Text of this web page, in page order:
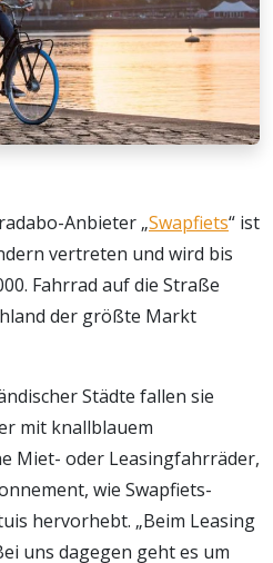
Anbieter „Swapfiets“ ist
vertreten und wird bis
Fahrrad auf die Straße
der größte Markt
Städte fallen sie
mit knallblauem
Miet- oder Leasingfahrräder,
wie Swapfiets-
hervorhebt. „Beim Leasing
uns dagegen geht es um